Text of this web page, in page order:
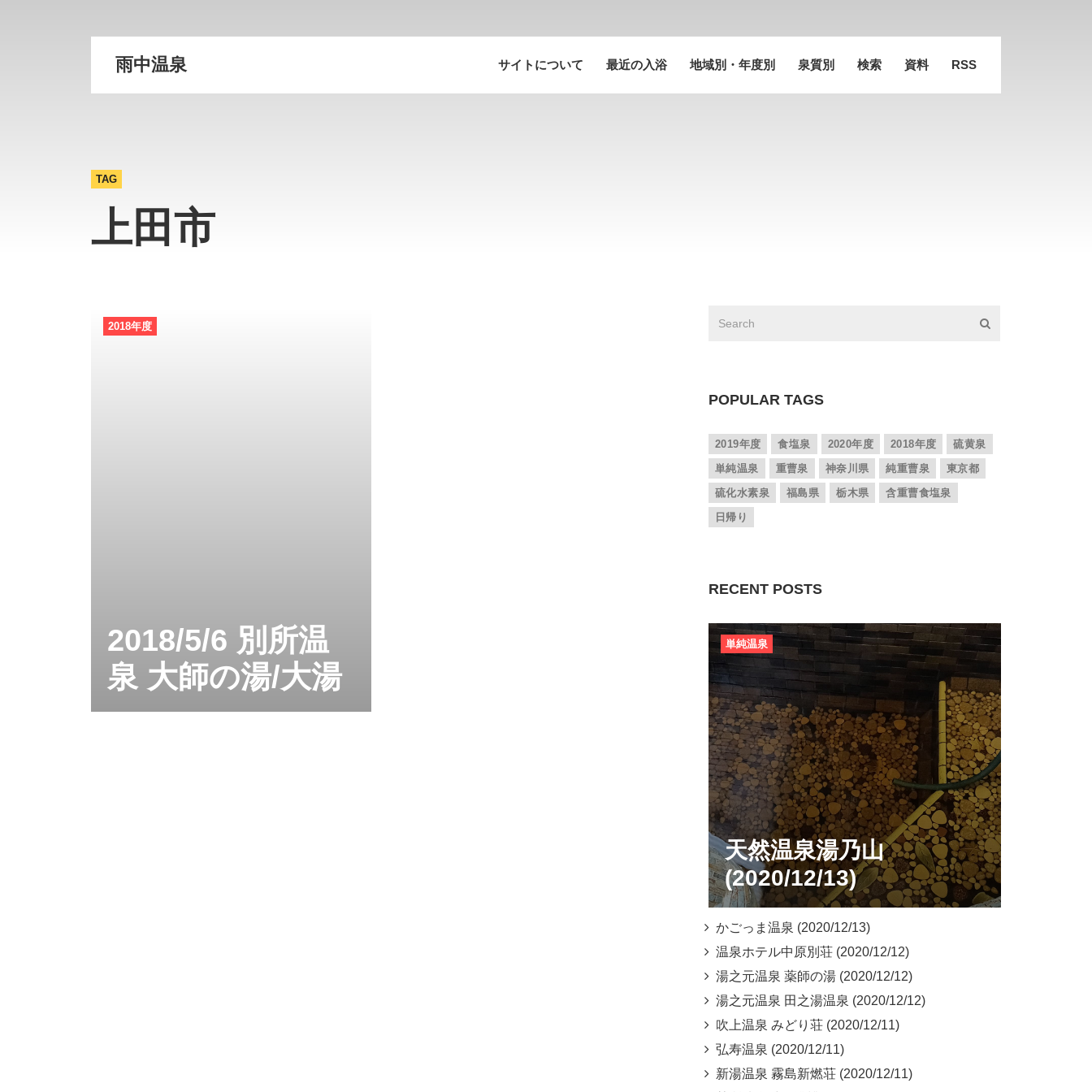
雨中温泉 サイトについて 最近の入浴 地域別・年度別 泉質別 検索 資料 RSS
TAG
上田市
2018/5/6 別所温
泉 大師の湯/大湯
2018年度
POPULAR TAGS
2019年度 食塩泉 2020年度 2018年度
硫黄泉
単純温泉
重曹泉 神奈川県 純重曹泉
東京都
硫化水素泉
福島県 栃木県
含重曹食塩泉
日帰り
RECENT POSTS
天然温泉湯乃山
(2020/12/13)
単純温泉
かごっま温泉 (2020/12/13)
温泉ホテル中原別荘 (2020/12/12)
湯之元温泉 薬師の湯 (2020/12/12)
湯之元温泉 田之湯温泉 (2020/12/12)
吹上温泉 みどり荘 (2020/12/11)
弘寿温泉 (2020/12/11)
新湯温泉 霧島新燃荘 (2020/12/11)